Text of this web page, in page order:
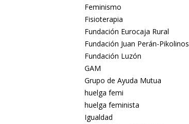
Feminismo
Fisioterapia
Fundación Eurocaja Rural
Fundación Juan Perán-Pikolinos
Fundación Luzón
GAM
Grupo de Ayuda Mutua
huelga femi
huelga feminista
Igualdad